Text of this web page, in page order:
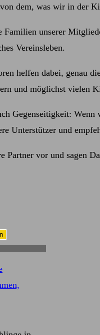
dem, was wir in der
unserer
Vereinsleben.
helfen dabei, genau
und möglichst vielen
Gegenseitigkeit:
Unterstützer und
Partner vor und sagen